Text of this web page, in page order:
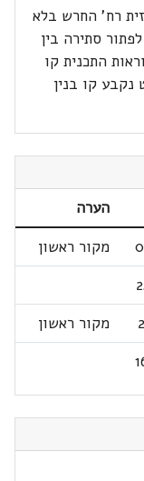
רח' החרש בלא
באה לפתור סתירה בין
בהוראות התכנית קו
נקבע קו בנין
הערה
מקור ראשון
מקור ראשון